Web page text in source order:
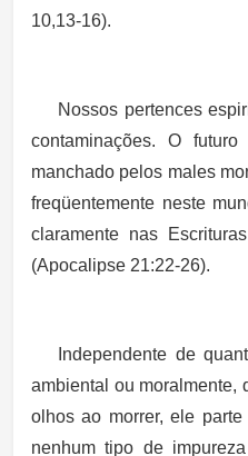
10,13-16).
Nossos pertences
contaminações. O
manchado pelos males
freqüentemente neste
claramente nas
(Apocalipse 21:22-26).
Independente de
ambiental ou moralmente,
olhos ao morrer, ele
nenhum tipo de